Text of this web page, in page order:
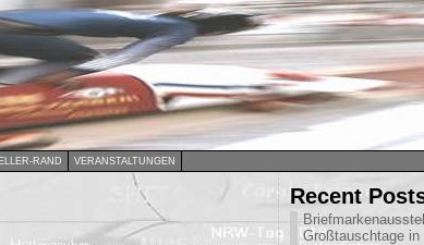
RAND VERANSTALTUNGEN
Recent
Großtauschtage in